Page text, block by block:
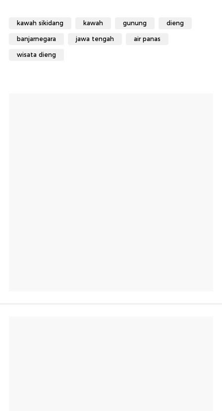
kawah sikidang kawah gunung dieng
banjarnegara jawa tengah air panas
wisata dieng